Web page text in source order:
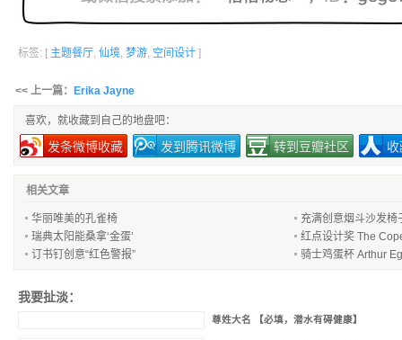
标签: [ 主题餐厅, 仙境, 梦游, 空间设计 ]
<< 上一篇： Erika Jayne
喜欢，就收藏到自己的地盘吧：
发条微博收藏 发到腾讯微博 转到豆瓣社区
相关文章
华丽唯美的孔雀椅
充满创意烟斗沙发椅
瑞典太阳能桑拿‘金蛋’
红点设计奖 The
订书钉创意“红色警报”
骑士鸡蛋杯 Arthur
我要扯淡：
尊姓大名 【必填，潜水有碍健康】